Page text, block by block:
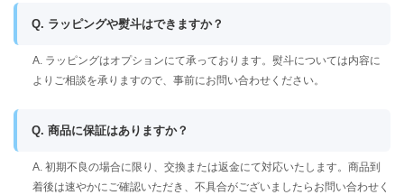
Q. ラッピングや熨斗はできますか？
A. ラッピングはオプションにて承っております。熨斗については内容に
よりご相談を承りますので、事前にお問い合わせください。
Q. 商品に保証はありますか？
A. 初期不良の場合に限り、交換または返金にて対応いたします。商品到
着後は速やかにご確認いただき、不具合がございましたらお問い合わせく